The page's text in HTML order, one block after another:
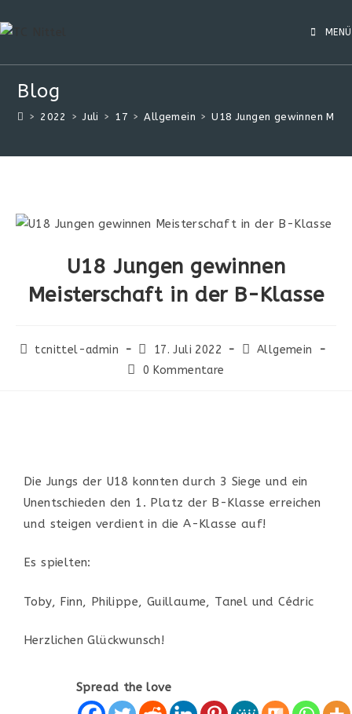
MENÜ
Blog
> 2022 > Juli > 17 > Allgemein > U18 Jungen gewinnen
U18 Jungen gewinnen
Meisterschaft in der B-Klasse
tcnittel-admin 17. Juli 2022
Allgemein
0 Kommentare
Die Jungs der U18 konnten durch 3 Siege und ein
Unentschieden den 1. Platz der B-Klasse erreichen
und steigen verdient in die A-Klasse auf!
Es spielten:
Toby, Finn, Philippe, Guillaume, Tanel und Cédric
Herzlichen Glückwunsch!
Spread the love